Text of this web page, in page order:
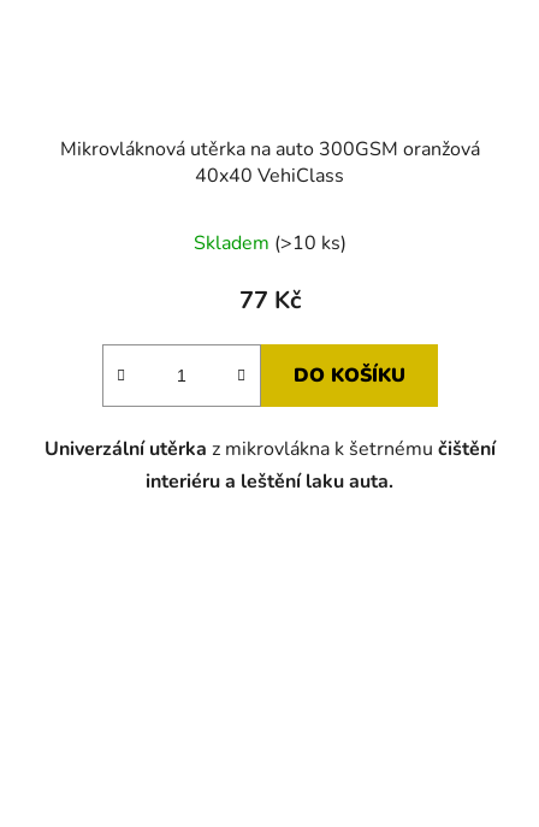
Mikrovláknová utěrka na auto 300GSM oranžová
40x40 VehiClass
hodnocení
produktu
5,0
hvězdiček.
Skladem (>10 ks)
77 Kč
DO KOŠÍKU
Univerzální utěrka z mikrovlákna k šetrnému čištění
interiéru a leštění laku auta.